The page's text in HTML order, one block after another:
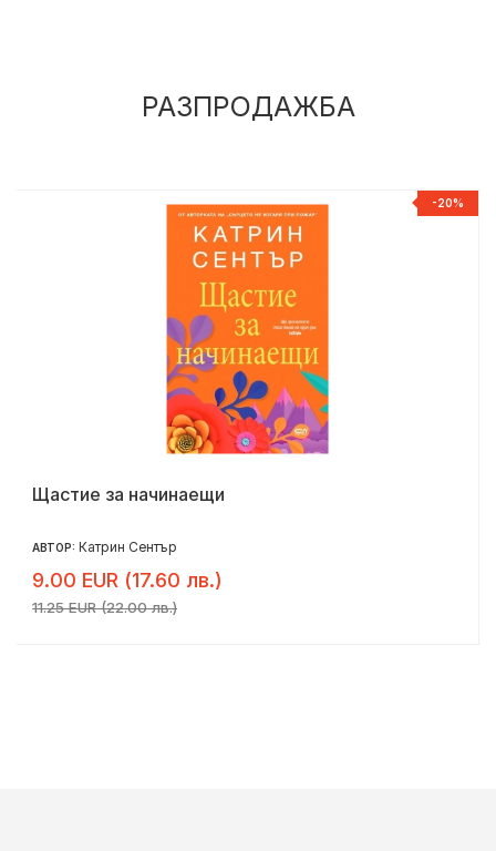
РАЗПРОДАЖБА
-20%
Щастие за начинаещи
АВТОР: Катрин Сентър
9.00 EUR (17.60 лв.)
11.25 EUR (22.00 лв.)